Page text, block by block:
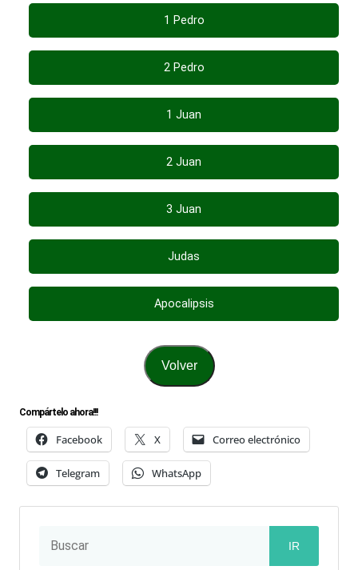
1 Pedro
2 Pedro
1 Juan
2 Juan
3 Juan
Judas
Apocalipsis
Volver
Compártelo ahora!!!
Facebook X Correo electrónico
Telegram WhatsApp
IR